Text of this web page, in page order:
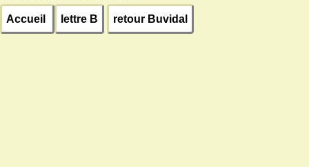
Accueil lettre B retour Buvidal